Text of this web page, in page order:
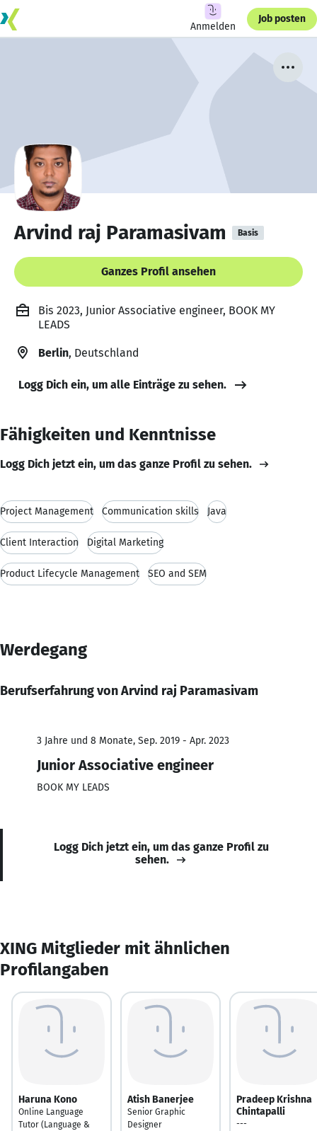
Anmelden
Job posten
Arvind raj Paramasivam Basis
Ganzes Profil ansehen
Bis 2023, Junior Associative engineer, BOOK MY
LEADS
Berlin, Deutschland
Logg Dich ein, um alle Einträge zu sehen.
Fähigkeiten und Kenntnisse
Logg Dich jetzt ein, um das ganze Profil zu sehen.
Project Management Communication skills Java
Client Interaction Digital Marketing
Product Lifecycle Management SEO and SEM
Werdegang
Berufserfahrung von Arvind raj Paramasivam
3 Jahre und 8 Monate, Sep. 2019 - Apr. 2023
Junior Associative engineer
BOOK MY LEADS
Logg Dich jetzt ein, um das ganze Profil zu
sehen.
XING Mitglieder mit ähnlichen
Profilangaben
Haruna Kono
Online Language
Tutor (Language &
Atish Banerjee
Senior Graphic
Designer
Pradeep Krishna
Chintapalli
---